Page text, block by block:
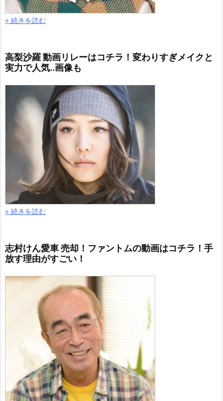
» 続きを読む
高梨沙羅 動画リレーはコチラ！変わりすぎメイクと
実力で人気..画像も
» 続きを読む
志村けん愛車 売却！ファントムの動画はコチラ！手
放す理由がすごい！